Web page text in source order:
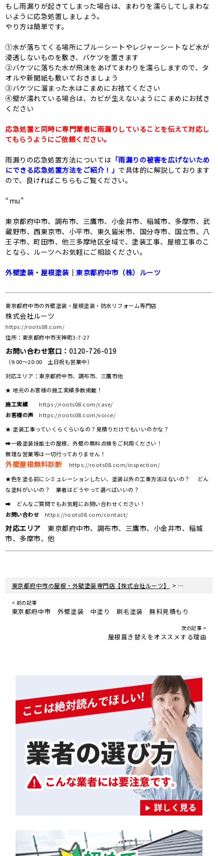
もし雨漏りが起きてしまった場合は、まわりを濡らしてしまわな
いように応急処置しましょう。
やり方は簡単です。
①水が落ちてくる場所にブルーシートやレジャーシートなど水が
浸透しないものを敷き、バケツを置きます
②バケツに落ちた水が飛沫をあげてまわりを濡らしますので、タ
オルや新聞紙も敷いておきましょう
③バケツに溜まった水はこまめにお捨てください
④壁が濡れている場合は、カビが生えないようにこまめにお拭き
ください
応急処置と同時に専門業者に雨漏りしていることを伝えて対応し
てもらうようにご依頼ください。
雨漏りの応急処置方法については 「雨漏りの被害を広げないため
にできる応急処置方法をご紹介！」 で具体的に解説しております
ので、良ければこちらもご覧ください。
“mu”
東京都府中市、調布市、三鷹市、小金井市、稲城市、多摩市、武
蔵野市、西東京市、小平市、東久留米市、国分寺市、国立市、八
王子市、町田市、他三多摩地区全域で、塗装工事、屋根工事のこ
となら、ルーツへお気軽にご相談ください。
外壁塗装・屋根塗装｜東京都府中市（株）ルーツ
東京都府中市の外壁塗装・屋根塗装・防水リフォーム専門店
株式会社ルーツ
https://roots08.com/
住所：東京都府中市天神町3-7-27
お問い合わせ窓口： 0120-726-019
（9:00～20:00 土日祝も営業中）
対応エリア：東京都府中市、調布市、三鷹市他
★ 地元のお客様の施工実績多数掲載！
施工実績
https://roots08.com/case/
お客様の声
https://roots08.com/voice/
★ 塗装工事っていくらくらいなの？見積りだけでもいいのかな？
➡一級塗装技能士の屋根、外壁の無料点検をご利用ください！
無理な営業等は一切行っておりません！
外壁屋根無料診断
https://roots08.com/inspection/
★色を塗る前にシミュレーションしたい、塗装以外の工事方法はないの？ どん
な塗料がいいの？ 業者はどうやって選べばいいの？
➡ どんなご質問でもお気軽にお問い合わせください！
お問い合わせ
https://roots08.com/contact/
対応エリア 東京都府中市、調布市、三鷹市、小金井市、稲城
市、多摩市、他
東京都府中市の屋根・外壁塗装専門店【株式会社ルーツ】 > 新着情報
< 前の記事
東京都府中市 外壁塗装 中塗り 刷毛塗装 無料見積もり
次の記事 >
屋根葺き替えをオススメする理由